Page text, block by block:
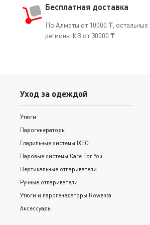
Бесплатная доставка
По Алматы от 10000 ₸, остальные
регионы КЗ от 30000 ₸
Уход за одеждой
Утюги
Парогенераторы
Гладильные системы IXEO
Паровые системы Care For You
Вертикальные отпариватели
Ручные отпариватели
Утюги и парогенераторы Rowenta
Аксессуары